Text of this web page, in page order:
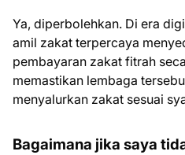
Ya, diperbolehkan. Di era
amil zakat terpercaya
pembayaran zakat fitrah
memastikan lembaga
menyalurkan zakat sesuai
Bagaimana jika saya